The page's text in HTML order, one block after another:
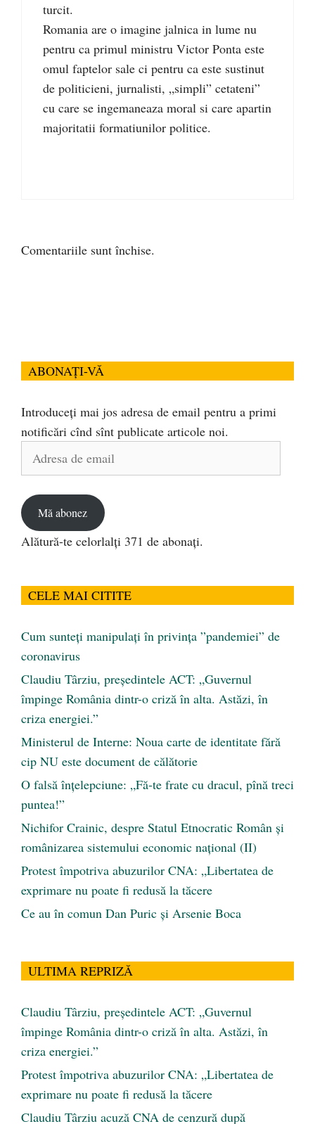
turcit.
Romania are o imagine jalnica in lume nu
pentru ca primul ministru Victor Ponta este
omul faptelor sale ci pentru ca este sustinut
de politicieni, jurnalisti, „simpli” cetateni”
cu care se ingemaneaza moral si care apartin
majoritatii formatiunilor politice.
Comentariile sunt închise.
ABONAȚI-VĂ
Introduceți mai jos adresa de email pentru a primi
notificări cînd sînt publicate articole noi.
Adresa
Mă abonez
Alătură-te celorlalți 371 de abonați.
CELE MAI CITITE
Cum sunteți manipulați în privința ”pandemiei” de
coronavirus
Claudiu Târziu, președintele ACT: „Guvernul
împinge România dintr-o criză în alta. Astăzi, în
criza energiei.”
Ministerul de Interne: Noua carte de identitate fără
cip NU este document de călătorie
O falsă înțelepciune: „Fă-te frate cu dracul, pînă treci
puntea!”
Nichifor Crainic, despre Statul Etnocratic Român şi
românizarea sistemului economic naţional (II)
Protest împotriva abuzurilor CNA: „Libertatea de
exprimare nu poate fi redusă la tăcere
Ce au în comun Dan Puric şi Arsenie Boca
ULTIMA REPRIZĂ
Claudiu Târziu, președintele ACT: „Guvernul
împinge România dintr-o criză în alta. Astăzi, în
criza energiei.”
Protest împotriva abuzurilor CNA: „Libertatea de
exprimare nu poate fi redusă la tăcere
Claudiu Târziu acuză CNA de cenzură după